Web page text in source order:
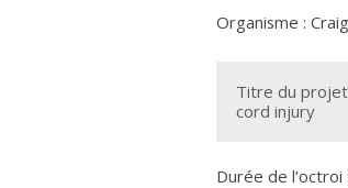
Organisme :
Titre du
cord injury
Durée de